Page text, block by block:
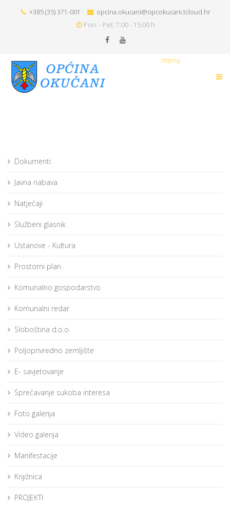
+385 (35) 371-001
opcina.okucani@opcokucani.tcloud.hr
Pon. - Pet. 7:00 - 15:00 h
menu
Dokumenti
Javna nabava
Natječaji
Službeni glasnik
Ustanove - Kultura
Prostorni plan
Komunalno gospodarstvo
Komunalni redar
Sloboština d.o.o.
Poljoprivredno zemljište
E- savjetovanje
Sprečavanje sukoba interesa
Foto galerija
Video galerija
Manifestacije
Knjižnica
PROJEKTI